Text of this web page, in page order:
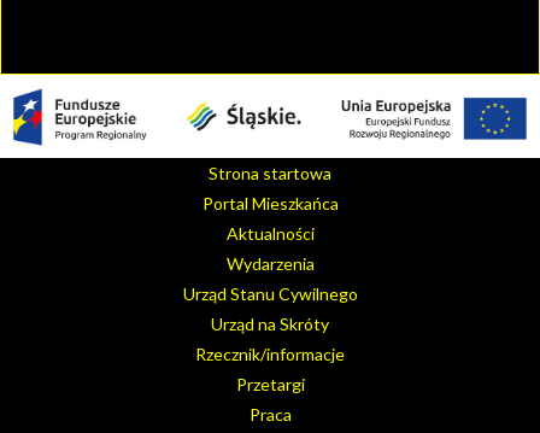
Strona startowa
Portal Mieszkańca
Aktualności
Wydarzenia
Urząd Stanu Cywilnego
Urząd na Skróty
Rzecznik/informacje
Przetargi
Praca